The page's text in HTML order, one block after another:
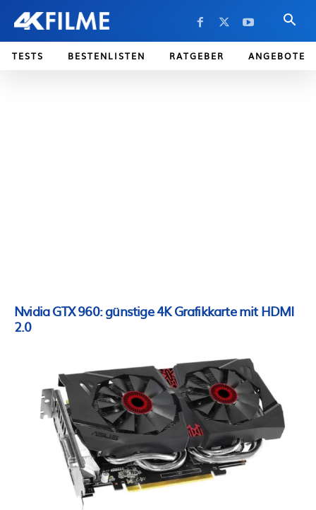
TESTS BESTENLISTEN RATGEBER ANGEBOTE
Nvidia GTX 960: günstige 4K Grafikkarte mit HDMI
2.0